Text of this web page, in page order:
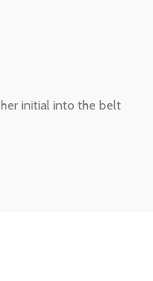
initial into the belt